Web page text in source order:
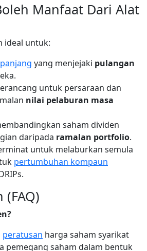
Manfaat Dari Alat
ideal untuk:
panjang yang menjejaki pulangan
untuk persaraan dan
nilai pelaburan masa
saham dividen
daripada ramalan portfolio.
untuk melaburkan semula
pertumbuhan kompaun
(FAQ)
peratusan harga saham syarikat
pemegang saham dalam bentuk